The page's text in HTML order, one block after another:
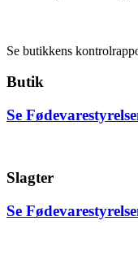
Se butikkens
Butik
Se
Slagter
Se